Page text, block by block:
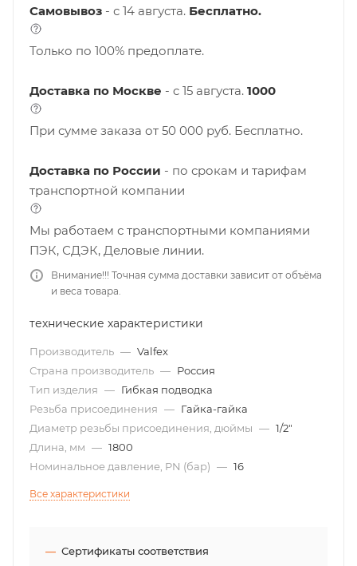
Самовывоз - с 14 августа. Бесплатно.
Только по 100% предоплате.
Доставка по Москве - c 15 августа. 1000
При сумме заказа от 50 000 руб. Бесплатно.
Доставка по России - по срокам и тарифам
транспортной компании
Мы работаем с транспортными компаниями
ПЭК, СДЭК, Деловые линии.
Внимание!!! Точная сумма доставки зависит от объёма
и веса товара.
технические характеристики
Производитель — Valfex
Страна производитель — Россия
Тип изделия — Гибкая подводка
Резьба присоединения — Гайка-гайка
Диаметр резьбы присоединения, дюймы — 1/2"
Длина, мм — 1800
Номинальное давление, PN (бар) — 16
Все характеристики
Сертификаты соответствия